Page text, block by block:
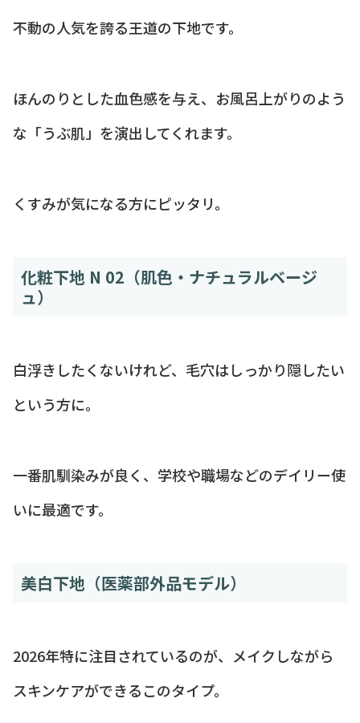
不動の人気を誇る王道の下地です。
ほんのりとした血色感を与え、お風呂上がりのよう
な「うぶ肌」を演出してくれます。
くすみが気になる方にピッタリ。
化粧下地 N 02（肌色・ナチュラルベージ
ュ）
白浮きしたくないけれど、毛穴はしっかり隠したい
という方に。
一番肌馴染みが良く、学校や職場などのデイリー使
いに最適です。
美白下地（医薬部外品モデル）
2026年特に注目されているのが、メイクしながら
スキンケアができるこのタイプ。